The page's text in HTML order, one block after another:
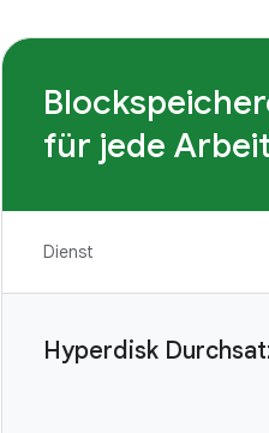
für jede
Dienst
Hyperdisk